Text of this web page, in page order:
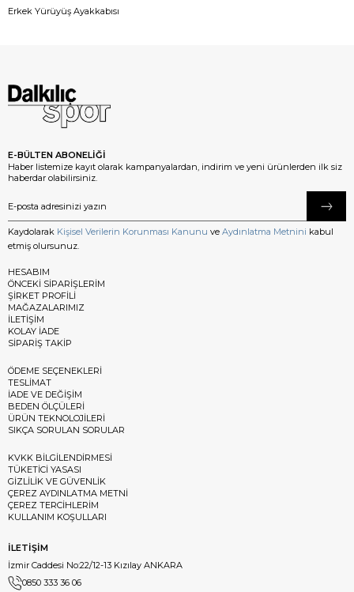
Erkek Yürüyüş Ayakkabısı
E-BÜLTEN ABONELİĞİ
Haber listemize kayıt olarak kampanyalardan, indirim ve yeni ürünlerden ilk siz
haberdar olabilirsiniz.
Kaydolarak Kişisel Verilerin Korunması Kanunu ve Aydınlatma Metnini kabul
etmiş olursunuz.
HESABIM
ÖNCEKİ SİPARİŞLERİM
ŞİRKET PROFİLİ
MAĞAZALARIMIZ
İLETİŞİM
KOLAY İADE
SİPARİŞ TAKİP
ÖDEME SEÇENEKLERİ
TESLİMAT
İADE VE DEĞİŞİM
BEDEN ÖLÇÜLERİ
ÜRÜN TEKNOLOJİLERİ
SIKÇA SORULAN SORULAR
KVKK BİLGİLENDİRMESİ
TÜKETİCİ YASASI
GİZLİLİK VE GÜVENLİK
ÇEREZ AYDINLATMA METNİ
ÇEREZ TERCİHLERİM
KULLANIM KOŞULLARI
İLETİŞİM
İzmir Caddesi No:22/12-13 Kızılay ANKARA
0850 333 36 06